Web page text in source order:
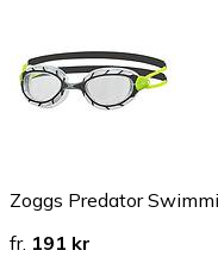
Zoggs Predator
fr. 191 kr